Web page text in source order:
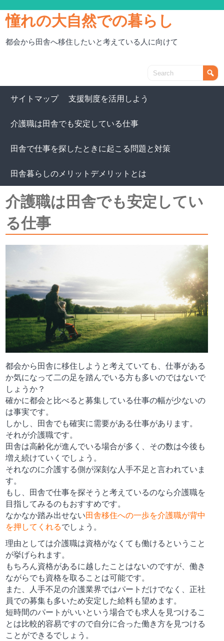
憧れの大自然での暮らし
都会から田舎へ移住したいと考えている人に向けて
サイトマップ 支援制度を活用しよう
介護職は田舎でも安定している仕事
田舎で仕事を探したときに起こる問題と対策
田舎暮らしのメリットデメリットとは
介護職は田舎でも安定してい
る仕事
都会から田舎に移住しようと考えていても、仕事がある
か気になって二の足を踏んでいる方も多いのではないで
しょうか？
確かに都会と比べると募集している仕事の幅が少ないの
は事実です。
しかし、田舎でも確実に需要がある仕事があります。
それが介護職です。
田舎は高齢化が進んでいる場合が多く、その数は今後も
増え続けていくでしょう。
それなのに介護する側が深刻な人手不足と言われていま
す。
もし、田舎で仕事を探そうと考えているのなら介護職を
目指してみるのもおすすめです。
なかなか踏み出せない田舎移住への一歩を介護職が背中
を押してくれるでしょう。
理由としては介護職は資格がなくても働けるということ
が挙げられます。
もちろん資格があるに越したことはないのですが、働き
ながらでも資格を取ることは可能です。
また、人手不足の介護業界ではパートだけでなく、正社
員での募集も多いため安定した給料も望めます。
短時間のパートがいいという場合でも求人を見つけるこ
とは比較的容易ですので自分に合った働き方を見つける
ことができるでしょう。